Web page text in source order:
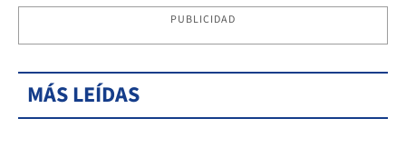
PUBLICIDAD
MÁS LEÍDAS